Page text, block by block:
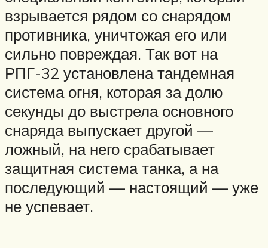
взрывается рядом со снарядом
противника, уничтожая его или
сильно повреждая. Так вот на
РПГ-32 установлена тандемная
система огня, которая за долю
секунды до выстрела основного
снаряда выпускает другой —
ложный, на него срабатывает
защитная система танка, а на
последующий — настоящий — уже
не успевает.